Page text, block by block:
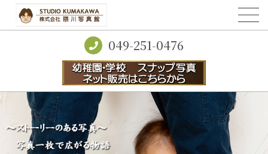
049-251-0476